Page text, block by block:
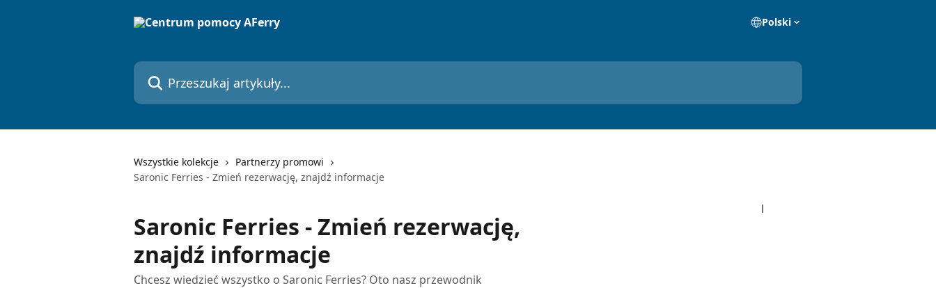
Polski
Przeszukaj artykuły...
Wszystkie kolekcje
Partnerzy promowi
Saronic Ferries - Zmień rezerwację, znajdź informacje
Saronic Ferries - Zmień rezerwację,
znajdź informacje
Chcesz wiedzieć wszystko o Saronic Ferries? Oto nasz przewodnik